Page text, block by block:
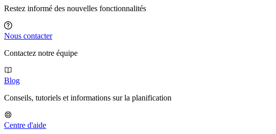
Restez informé des nouvelles fonctionnalités
Nous contacter
Contactez notre équipe
Blog
Conseils, tutoriels et informations sur la planification
Centre d'aide